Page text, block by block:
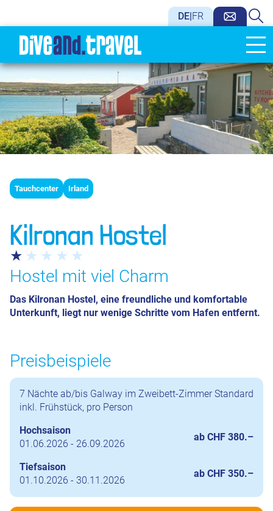
DE FR
Tauchcenter Irland
Kilronan Hostel
Hostel mit viel Charm
Das Kilronan Hostel, eine freundliche und komfortable
Unterkunft, liegt nur wenige Schritte vom Hafen entfernt.
Preisbeispiele
7 Nächte ab/bis Galway im Zweibett-Zimmer Standard
inkl. Frühstück, pro Person
Hochsaison
01.06.2026 - 26.09.2026
ab CHF 380.–
Tiefsaison
01.10.2026 - 30.11.2026
ab CHF 350.–